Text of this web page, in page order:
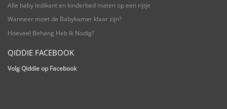
Alle baby ledikant en kinderbed maten op een rijtje
Wanneer moet de Babykamer klaar zijn?
Hoeveel Behang Heb Ik Nodig?
QIDDIE FACEBOOK
Volg Qiddie op Facebook